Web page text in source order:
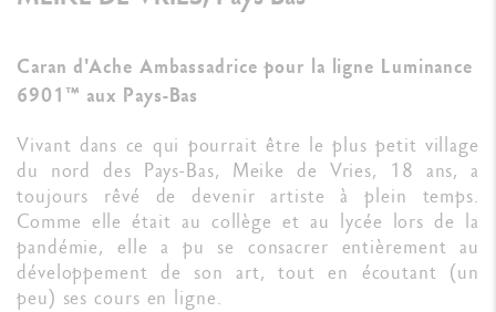
Caran d'Ache Ambassadrice pour la ligne Luminance
6901™ aux Pays-Bas
Vivant dans ce qui pourrait être le plus petit village
du nord des Pays-Bas, Meike de Vries, 18 ans, a
toujours rêvé de devenir artiste à plein temps.
Comme elle était au collège et au lycée lors de la
pandémie, elle a pu se consacrer entièrement au
développement de son art, tout en écoutant (un
peu) ses cours en ligne.